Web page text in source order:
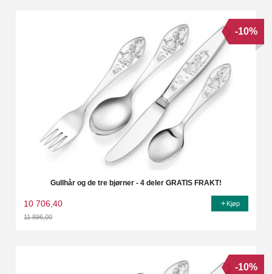
Gullhår og de tre bjørner - 4 deler GRATIS FRAKT!
10 706,40
11 896,00
-10%
Kjøp
-10%